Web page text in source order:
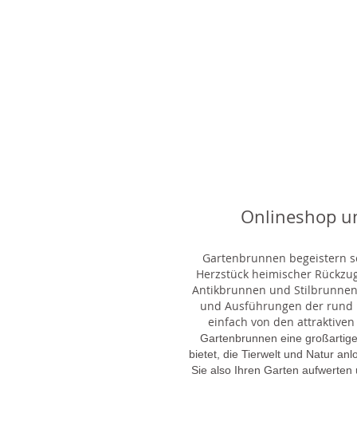
Onlineshop
Gartenbrunnen begeistern
Herzstück heimischer
Antikbrunnen und
und Ausführungen der rund
einfach von den
Gartenbrunnen eine
bietet, die Tierwelt und Natur
Sie also Ihren Garten